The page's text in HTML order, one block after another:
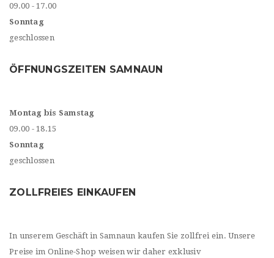
09.00 - 17.00
Sonntag
geschlossen
ÖFFNUNGSZEITEN SAMNAUN
Montag bis Samstag
09.00 - 18.15
Sonntag
geschlossen
ZOLLFREIES EINKAUFEN
In unserem Geschäft in Samnaun kaufen Sie zollfrei ein. Unsere
Preise im Online-Shop weisen wir daher exklusiv